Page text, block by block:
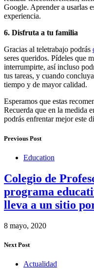
Google. Aprender a usarlas
experiencia.
6. Disfruta a tu familia
Gracias al teletrabajo podrás
seres queridos. Pídeles que
interrumpirte, así incluso
tus tareas, y cuando
tiempo y de mayor calidad.
Esperamos que estas
Recuerda que en la medida
podrás enfrentar mejor este
Previous Post
Education
Colegio de
programa
lleva a un sitio
8 mayo, 2020
Next Post
Actualidad